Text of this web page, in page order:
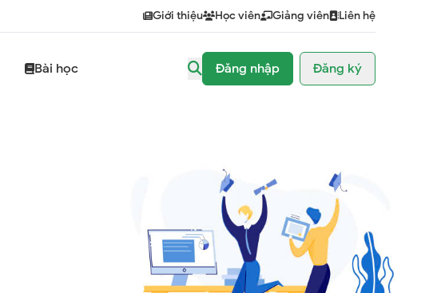
Giới thiệu Học viên Giảng viên Liên hệ
Bài học Đăng nhập Đăng ký